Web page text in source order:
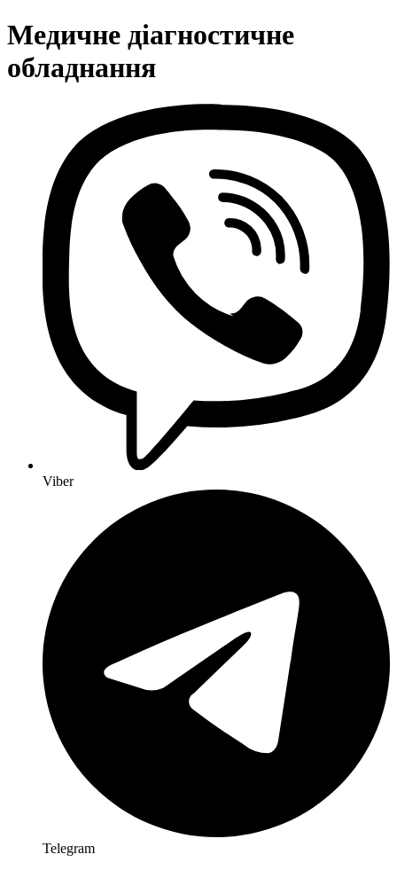
Медичне діагностичне
обладнання
Viber
Telegram